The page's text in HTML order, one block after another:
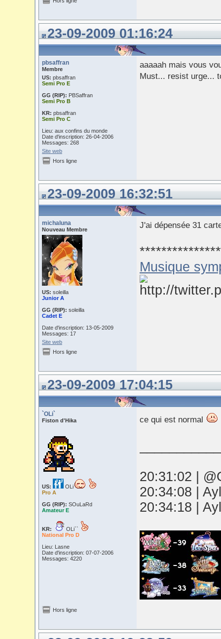
23-09-2009 01:16:24
pbsaffran
Membre
US: pbsaffran
Semi Pro E
GG (RIP): PBSaffran
Semi Pro B
KR: pbsaffran
Semi Pro C
Lieu: aux confins du monde
Date d'inscription: 26-04-2006
Messages: 268
Site web
aaaaah mais vous
Must... resist urge...
Hors ligne
23-09-2009 16:32:51
michaluna
Nouveau Membre
US: soleilla
Junior A
GG (RIP): soleilla
Cadet E
Date d'inscription: 13-05-2009
Messages: 17
Site web
J'ai dépensée 31
Musique
Hors ligne
23-09-2009 17:04:15
`OLi`
Fiston d'Hika
US:
OLi
Pro A
GG (RIP): SOuLaRd
Amateur E
KR:
OLi``
National Pro D
Lieu: Lasne
Date d'inscription: 07-07-2006
Messages: 4220
ce qui est normal
20:31:02 |
20:34:08 |
20:34:18 |
Hors ligne